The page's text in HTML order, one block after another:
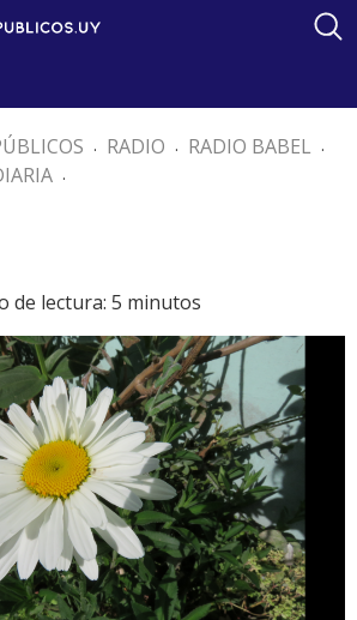
. RADIO . RADIO BABEL .
.
de lectura: 5 minutos